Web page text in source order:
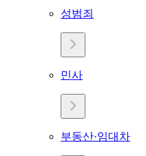
성범죄
민사
부동산·임대차